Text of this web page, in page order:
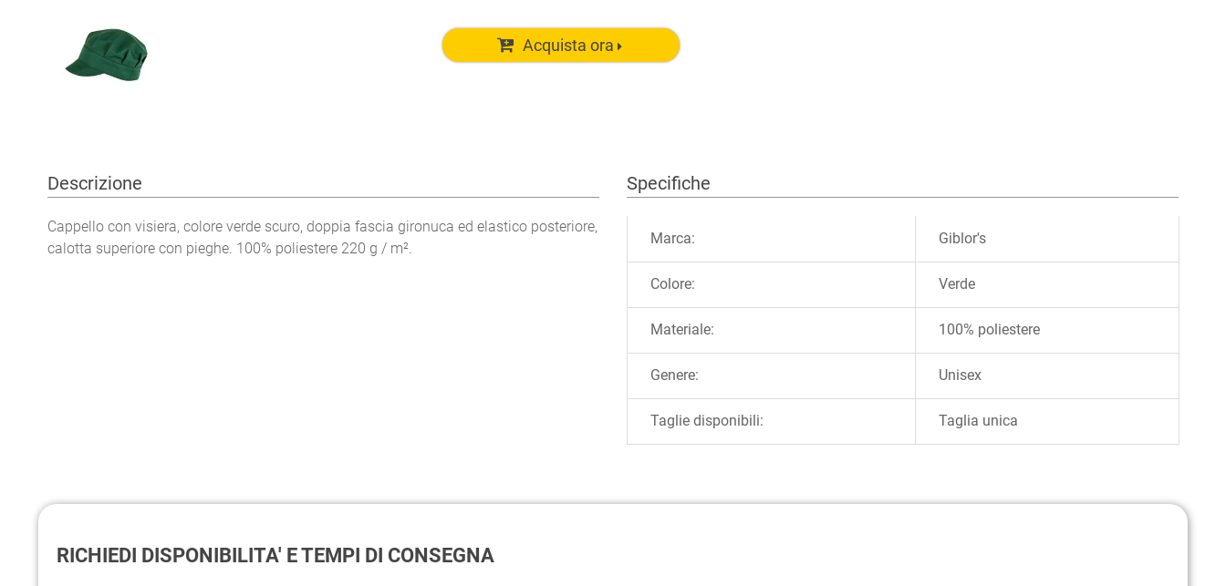
Acquista ora
Descrizione
Cappello con visiera, colore verde scuro, doppia fascia gironuca ed elastico posteriore,
calotta superiore con pieghe. 100% poliestere 220 g / m².
Specifiche
Marca: Giblor's
Colore: Verde
Materiale: 100% poliestere
Genere: Unisex
Taglie disponibili: Taglia unica
RICHIEDI DISPONIBILITA' E TEMPI DI CONSEGNA